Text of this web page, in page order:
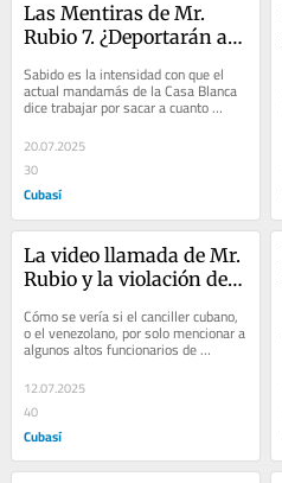
Las Mentiras de Mr.
Rubio 7. ¿Deportarán al
Sabido es la intensidad con que el
actual mandamás de la Casa Blanca
dice trabajar por sacar a cuanto
inmigrante circule por las calles de su
país,...
20.07.2025
30
Cubasí
La video llamada de Mr.
Rubio y la violación de
Cómo se vería si el canciller cubano,
o el venezolano, por solo mencionar a
algunos altos funcionarios de
gobiernos, que suelen ser
vilipendiados en...
12.07.2025
40
Cubasí